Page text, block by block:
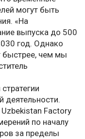
могут быть
«На
выпуска до 500
год. Однако
быстрее, чем мы
деятельности.
Uzbekistan Factory
по началу
за пределы